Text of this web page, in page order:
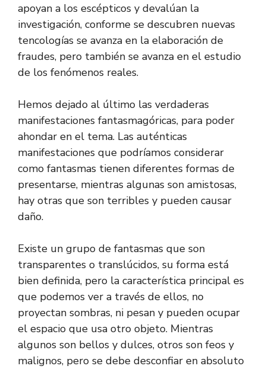
apoyan a los escépticos y devalúan la
investigación, conforme se descubren nuevas
tencologías se avanza en la elaboración de
fraudes, pero también se avanza en el estudio
de los fenómenos reales.
Hemos dejado al último las verdaderas
manifestaciones fantasmagóricas, para poder
ahondar en el tema. Las auténticas
manifestaciones que podríamos considerar
como fantasmas tienen diferentes formas de
presentarse, mientras algunas son amistosas,
hay otras que son terribles y pueden causar
daño.
Existe un grupo de fantasmas que son
transparentes o translúcidos, su forma está
bien definida, pero la característica principal es
que podemos ver a través de ellos, no
proyectan sombras, ni pesan y pueden ocupar
el espacio que usa otro objeto. Mientras
algunos son bellos y dulces, otros son feos y
malignos, pero se debe desconfiar en absoluto